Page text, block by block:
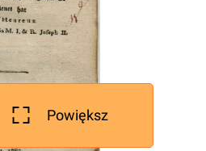
Powiększ